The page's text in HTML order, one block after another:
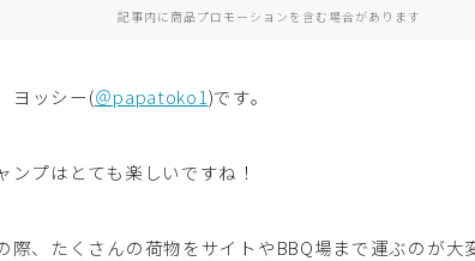
教育・習い事
見守りGPS端末
家電
記事内に商品プロモーションを含む場合があります
ヨッシー(＠papatoko1)です。
ンプはとても楽しいですね！
際、たくさんの荷物をサイトやBBQ場まで運ぶのが大